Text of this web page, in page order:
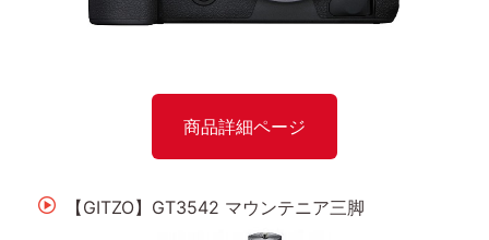
商品詳細ページ
【GITZO】GT3542 マウンテニア三脚